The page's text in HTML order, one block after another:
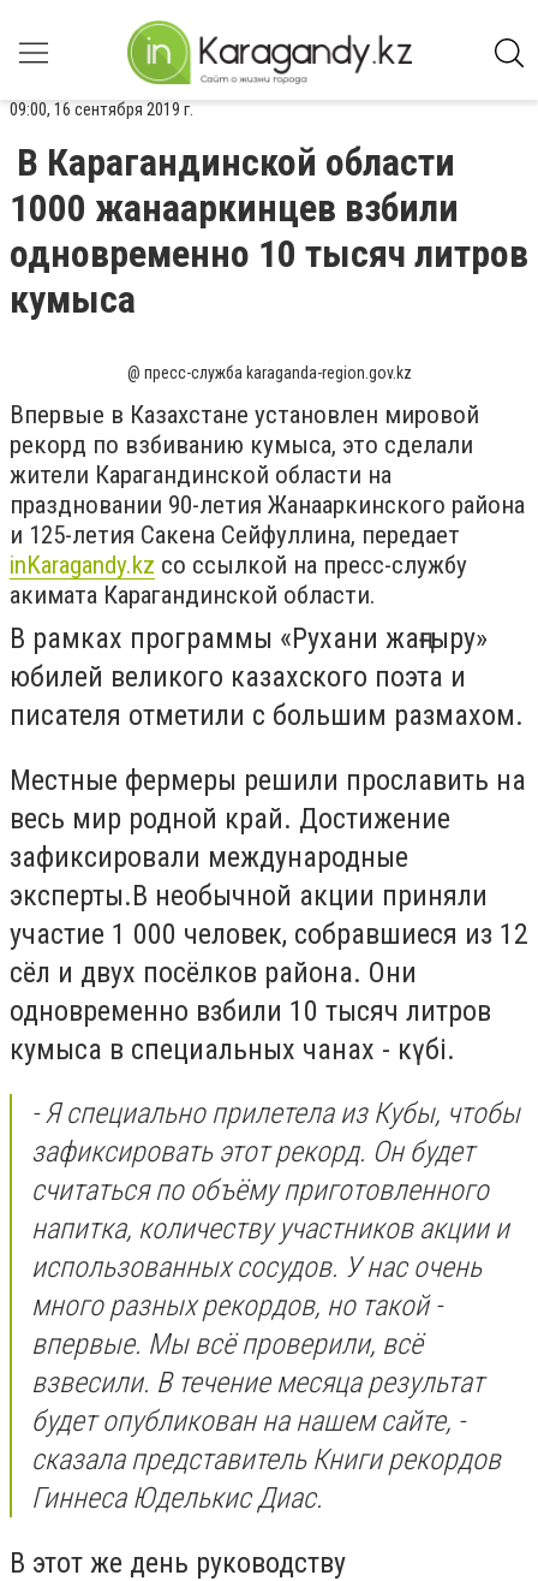
09:00, 16 сентября 2019 г.
В Карагандинской области
1000 жанааркинцев взбили
одновременно 10 тысяч литров
кумыса
@ пресс-служба karaganda-region.gov.kz
Впервые в Казахстане установлен мировой
рекорд по взбиванию кумыса, это сделали
жители Карагандинской области на
праздновании 90-летия Жанааркинского района
и 125-летия Сакена Сейфуллина, передает
inKaragandy.kz со ссылкой на пресс-службу
акимата Карагандинской области.
В рамках программы «Рухани жаңғыру»
юбилей великого казахского поэта и
писателя отметили с большим размахом.
Местные фермеры решили прославить на
весь мир родной край. Достижение
зафиксировали международные
эксперты.В необычной акции приняли
участие 1 000 человек, собравшиеся из 12
сёл и двух посёлков района. Они
одновременно взбили 10 тысяч литров
кумыса в специальных чанах - күбі.
- Я специально прилетела из Кубы, чтобы
зафиксировать этот рекорд. Он будет
считаться по объёму приготовленного
напитка, количеству участников акции и
использованных сосудов. У нас очень
много разных рекордов, но такой -
впервые. Мы всё проверили, всё
взвесили. В течение месяца результат
будет опубликован на нашем сайте, -
сказала представитель Книги рекордов
Гиннеса Юделькис Диас.
В этот же день руководству